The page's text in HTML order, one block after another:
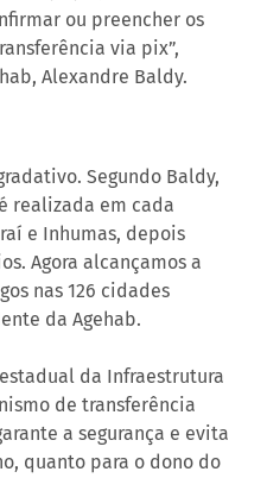
ou preencher os
via pix”,
Alexandre Baldy.
Segundo Baldy,
realizada em cada
e Inhumas, depois
Agora alcançamos a
nas 126 cidades
da Agehab.
da Infraestrutura
de transferência
a segurança e evita
quanto para o dono do